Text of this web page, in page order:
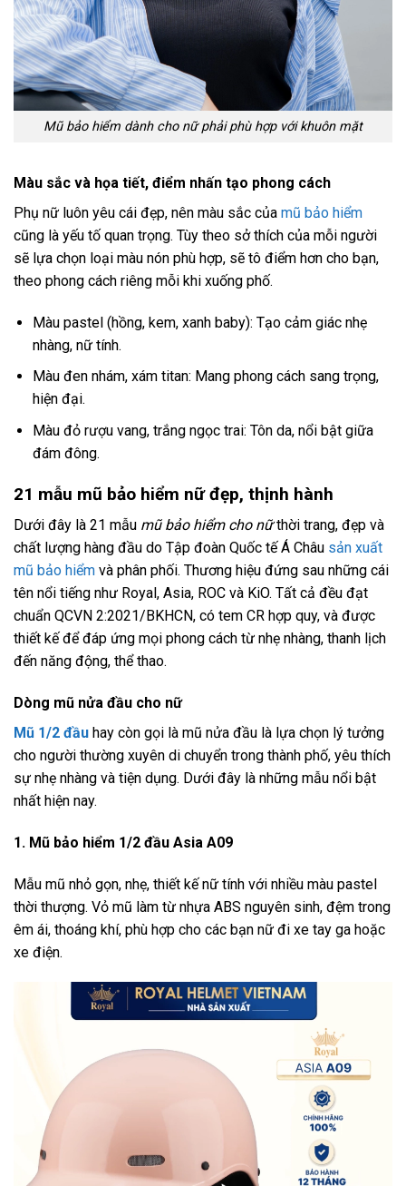
Mũ bảo hiểm dành cho nữ phải phù hợp với khuôn mặt
Màu sắc và họa tiết, điểm nhấn tạo phong cách
Phụ nữ luôn yêu cái đẹp, nên màu sắc của mũ bảo hiểm
cũng là yếu tố quan trọng. Tùy theo sở thích của mỗi người
sẽ lựa chọn loại màu nón phù hợp, sẽ tô điểm hơn cho bạn,
theo phong cách riêng mỗi khi xuống phố.
Màu pastel (hồng, kem, xanh baby): Tạo cảm giác nhẹ
nhàng, nữ tính.
Màu đen nhám, xám titan: Mang phong cách sang trọng,
hiện đại.
Màu đỏ rượu vang, trắng ngọc trai: Tôn da, nổi bật giữa
đám đông.
21 mẫu mũ bảo hiểm nữ đẹp, thịnh hành
Dưới đây là 21 mẫu mũ bảo hiểm cho nữthời trang, đẹp và
chất lượng hàng đầu do Tập đoàn Quốc tế Á Châu sản xuất
mũ bảo hiểm và phân phối. Thương hiệu đứng sau những cái
tên nổi tiếng như Royal, Asia, ROC và KiO. Tất cả đều đạt
chuẩn QCVN 2:2021/BKHCN, có tem CR hợp quy, và được
thiết kế để đáp ứng mọi phong cách từ nhẹ nhàng, thanh lịch
đến năng động, thể thao.
Dòng mũ nửa đầu cho nữ
Mũ 1/2 đầu hay còn gọi là mũ nửa đầu là lựa chọn lý tưởng
cho người thường xuyên di chuyển trong thành phố, yêu thích
sự nhẹ nhàng và tiện dụng. Dưới đây là những mẫu nổi bật
nhất hiện nay.
1. Mũ bảo hiểm 1/2 đầu Asia A09
Mẫu mũ nhỏ gọn, nhẹ, thiết kế nữ tính với nhiều màu pastel
thời thượng. Vỏ mũ làm từ nhựa ABS nguyên sinh, đệm trong
êm ái, thoáng khí, phù hợp cho các bạn nữ đi xe tay ga hoặc
xe điện.